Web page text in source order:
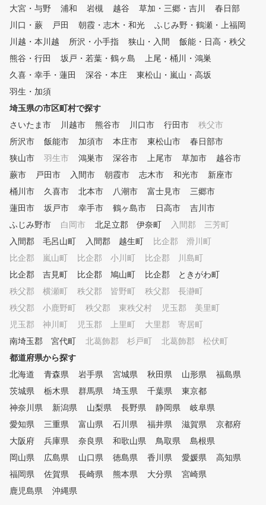
大宮・与野
浦和 岩槻 越谷 草加・三郷・吉川
春日部
川口・蕨
戸田 朝霞・志木・和光
ふじみ野・鶴瀬・上福岡
川越・本川越
所沢・小手指 狭山・入間
飯能・日高・秩父
熊谷・行田
坂戸・若葉・鶴ヶ島
上尾・桶川・鴻巣
久喜・幸手・蓮田
深谷・本庄
東松山・嵐山・高坂
羽生・加須
埼玉県の市区町村で探す
さいたま市
川越市 熊谷市 川口市 行田市
秩父市
所沢市
飯能市 加須市 本庄市 東松山市
春日部市
狭山市
羽生市 鴻巣市 深谷市 上尾市 草加市
越谷市
蕨市
戸田市 入間市 朝霞市 志木市 和光市
新座市
桶川市
久喜市 北本市 八潮市 富士見市
三郷市
蓮田市
坂戸市 幸手市 鶴ヶ島市 日高市
吉川市
ふじみ野市
白岡市 北足立郡 伊奈町
入間郡 三芳町
入間郡 毛呂山町
入間郡 越生町
比企郡 滑川町
比企郡 嵐山町
比企郡 小川町
比企郡 川島町
比企郡 吉見町
比企郡 鳩山町
比企郡 ときがわ町
秩父郡 横瀬町
秩父郡 皆野町
秩父郡 長瀞町
秩父郡 小鹿野町
秩父郡 東秩父村
児玉郡 美里町
児玉郡 神川町
児玉郡 上里町
大里郡 寄居町
南埼玉郡 宮代町
北葛飾郡 杉戸町
北葛飾郡 松伏町
都道府県から探す
北海道
青森県 岩手県 宮城県 秋田県 山形県
福島県
茨城県
栃木県 群馬県 埼玉県 千葉県
東京都
神奈川県
新潟県 山梨県 長野県 静岡県
岐阜県
愛知県
三重県 富山県 石川県 福井県 滋賀県
京都府
大阪府
兵庫県 奈良県 和歌山県 鳥取県
島根県
岡山県
広島県 山口県 徳島県 香川県 愛媛県
高知県
福岡県
佐賀県 長崎県 熊本県 大分県
宮崎県
鹿児島県
沖縄県